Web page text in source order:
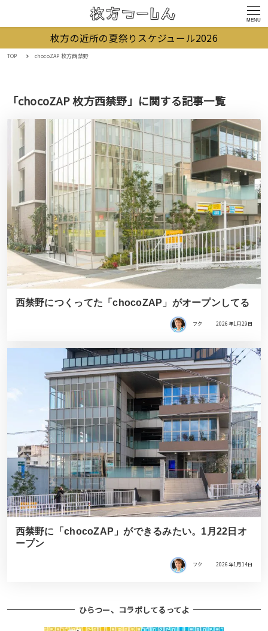
MENU
枚方の近所の夏祭りスケジュール2026
TOP chocoZAP 枚方西禁野
「chocoZAP 枚方西禁野」に関する記事一覧
西禁野につくってた「chocoZAP」がオープンしてる
フク 2026年1月29日
西禁野に「chocoZAP」ができるみたい。1月22日オ
ープン
フク 2026年1月14日
ひらつー、コラボしてるってよ